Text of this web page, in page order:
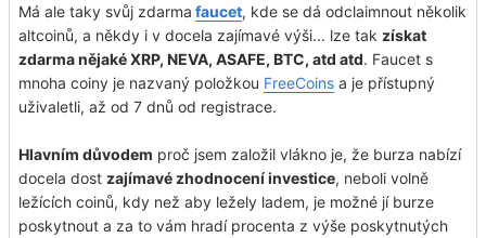
Má ale taky svůj zdarma faucet, kde se dá odclaimnout několik
altcoinů, a někdy i v docela zajímavé výši... lze tak získat
zdarma nějaké XRP, NEVA, ASAFE, BTC, atd atd. Faucet s
mnoha coiny je nazvaný položkou FreeCoins a je přístupný
uživaletli, až od 7 dnů od registrace.
Hlavním důvodem proč jsem založil vlákno je, že burza nabízí
docela dost zajímavé zhodnocení investice, neboli volně
ležících coinů, kdy než aby ležely ladem, je možné jí burze
poskytnout a za to vám hradí procenta z výše poskytnutých